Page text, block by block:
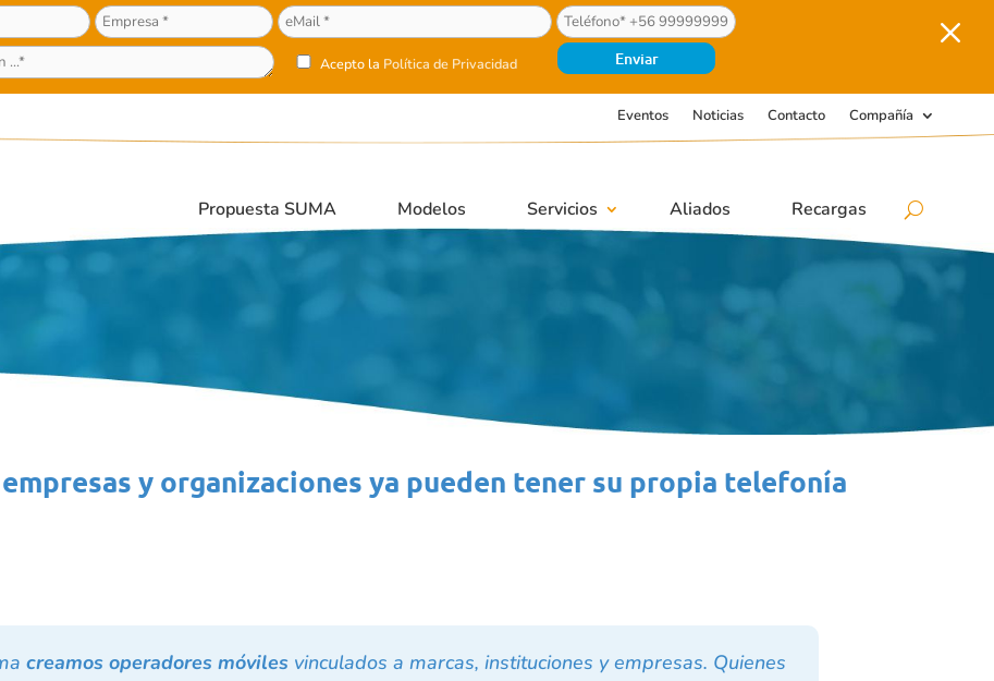
Acepto la Política de Privacidad
M
Eventos Noticias Contacto Compañía
Propuesta SUMA Modelos Servicios Aliados Recargas
y organizaciones ya pueden tener su propia telefonía
creamos operadores móviles vinculados a marcas, instituciones y empresas. Quienes